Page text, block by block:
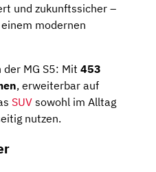
und zukunftssicher –
modernen
MG S5: Mit 453
, erweiterbar auf
SUV sowohl im Alltag
nutzen.